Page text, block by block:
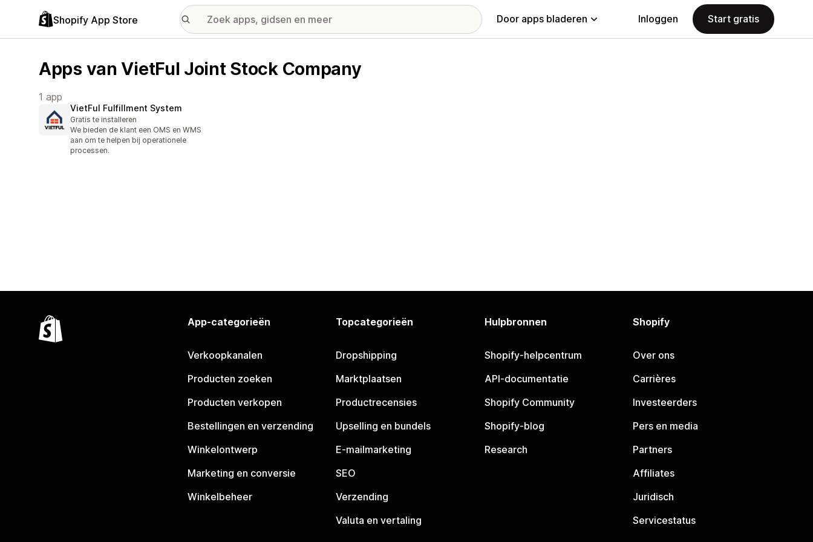
Shopify App Store Door apps bladeren Inloggen Start gratis
Apps van VietFul Joint Stock Company
1 app
VietFul Fulfillment System
Gratis te installeren
We bieden de klant een OMS en WMS
aan om te helpen bij operationele
processen.
App-categorieën
Verkoopkanalen
Producten zoeken
Producten verkopen
Bestellingen en verzending
Winkelontwerp
Marketing en conversie
Winkelbeheer
Topcategorieën
Dropshipping
Marktplaatsen
Productrecensies
Upselling en bundels
E-mailmarketing
SEO
Verzending
Valuta en vertaling
Hulpbronnen
Shopify-helpcentrum
API-documentatie
Shopify Community
Shopify-blog
Research
Shopify
Over ons
Carrières
Investeerders
Pers en media
Partners
Affiliates
Juridisch
Servicestatus